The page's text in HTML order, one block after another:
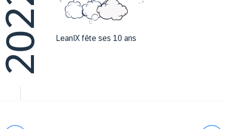
LeanIX fête ses 10 ans